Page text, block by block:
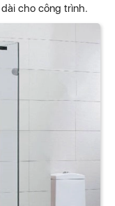
cho công trình.